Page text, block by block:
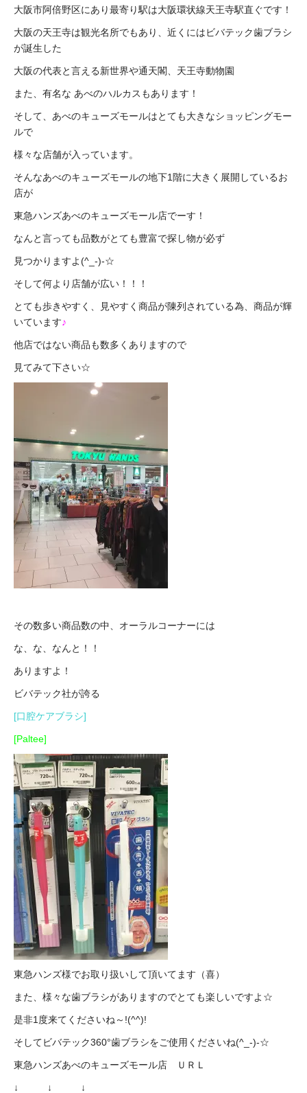
大阪市阿倍野区にあり最寄り駅は大阪環状線天王寺駅直ぐです！
大阪の天王寺は観光名所でもあり、近くにはビバテック歯ブラシ
が誕生した
大阪の代表と言える新世界や通天閣、天王寺動物園
また、有名な あべのハルカスもあります！
そして、あべのキューズモールはとても大きなショッピングモー
ルで
様々な店舗が入っています。
そんなあべのキューズモールの地下1階に大きく展開しているお
店が
東急ハンズあべのキューズモール店でーす！
なんと言っても品数がとても豊富で探し物が必ず
見つかりますよ(^_-)-☆
そして何より店舗が広い！！！
とても歩きやすく、見やすく商品が陳列されている為、商品が輝
いています♪
他店ではない商品も数多くありますので
見てみて下さい☆
その数多い商品数の中、オーラルコーナーには
な、な、なんと！！
ありますよ！
ビバテック社が誇る
[口腔ケアブラシ]
[Paltee]
東急ハンズ様でお取り扱いして頂いてます（喜）
また、様々な歯ブラシがありますのでとても楽しいですよ☆
是非1度来てくださいね～!(^^)!
そしてビバテック360°歯ブラシをご使用くださいね(^_-)-☆
東急ハンズあべのキューズモール店 ＵＲＬ
↓ ↓ ↓